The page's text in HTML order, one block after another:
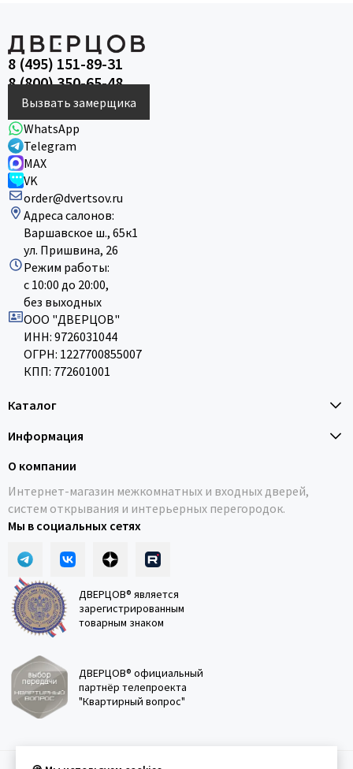
8 (495) 151-89-31
8 (800) 350-65-48
Вызвать замерщика
WhatsApp
Telegram
MAX
VK
order@dvertsov.ru
Адреса салонов:
Варшавское ш., 65к1
ул. Пришвина, 26
Режим работы:
с 10:00 до 20:00,
без выходных
ООО "ДВЕРЦОВ"
ИНН: 9726031044
ОГРН: 1227700855007
КПП: 772601001
Каталог
Информация
О компании
Интернет-магазин межкомнатных и входных дверей,
систем открывания и интерьерных перегородок.
Мы в социальных сетях
ДВЕРЦОВ® является
зарегистрированным
товарным знаком
ДВЕРЦОВ® официальный
партнёр телепроекта
"Квартирный вопрос"